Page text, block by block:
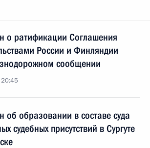
о ратификации Соглашения
России и Финляндии
сообщении
20:45
об образовании в составе суда
судебных присутствий в Сургуте